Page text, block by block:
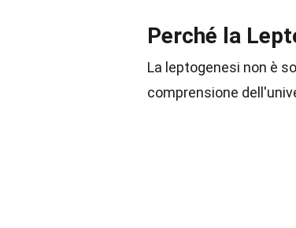
Perché la
La leptogenesi non è
comprensione